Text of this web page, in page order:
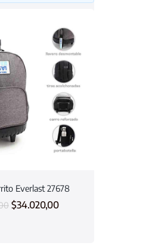
Everlast 27678
$34.020,00